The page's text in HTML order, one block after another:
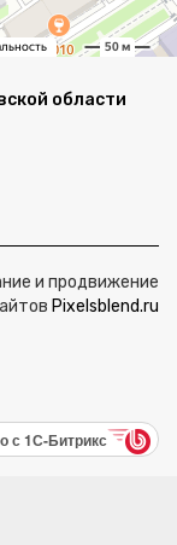
области
и продвижение
Pixelsblend.ru
с 1С-Битрикс